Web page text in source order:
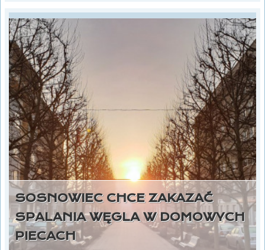
SOSNOWIEC CHCE ZAKAZAĆ
SPALANIA WĘGLA W DOMOWYCH
PIECACH